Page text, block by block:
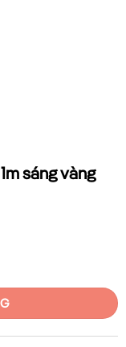
sáng vàng
DPL-20V số lượng